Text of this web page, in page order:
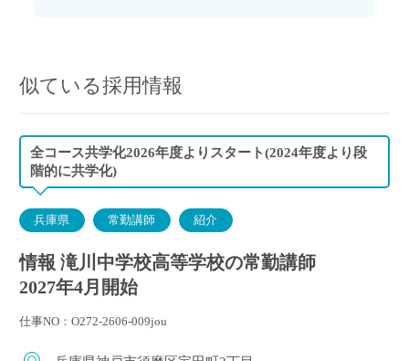
似ている採用情報
全コース共学化2026年度よりスタート(2024年度より段
階的に共学化)
兵庫県 常勤講師 紹介
情報 滝川中学校高等学校の常勤講師
2027年4月開始
仕事NO：O272-2606-009jou